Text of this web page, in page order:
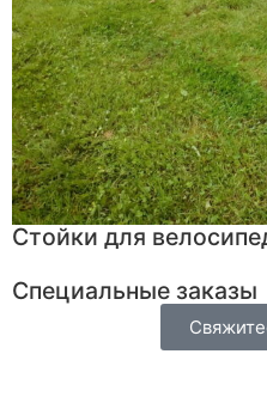
Стойки для
Специальные заказы